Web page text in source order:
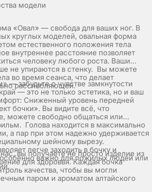
модели
«Овал» — свобода для ваших ног. В
круглых моделей, овальная форма
естественного положения тела
внутреннее расстояние позволяет
человеку любого роста. Ваши
не упираются в стенку. Вы можете
во время сеанса, что делает
расслабляющей.
— забудьте о чувстве замкнутости
— это не только эстетика, но и ваш
Сниженный уровень передней
бочки». Вы видите всё, что
можете свободно общаться или
Голова находится в максимально
а пар при этом надежно удерживается
шейному вырезу.
легче заходить в бочку и
особенно важно для пожилых людей или
вы получаете не просто изделие из
для здоровья. Каждая бочка
качества, чтобы вы могли
паром и ароматом алтайского